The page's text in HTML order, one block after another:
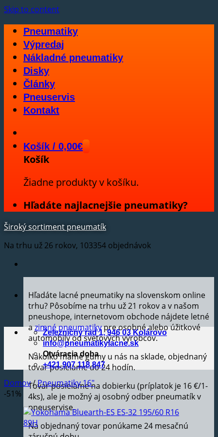
Skip to content
Pneumatiky
Výpredaj
Nákladné pneumatiky
Disky
Články
Pneuservis
Kontakt
Košík / 0,00€
Košík
Žiadne produkty v košíku.
Hľadáte najlacnejšie pneumatiky?
Široký sortiment pneumatík
Na trhu už 26 rokov, 103354 objednávok
Hľadáte lacné pneumatiky na slovenskom online
trhu? Pôsobíme na trhu už 21 rokov a v našom
pneushope, internetovom obchode nájdete letné
azimné pneumatikypre osobné alebo úžitkové
automobily od svetových výrobcov.
Nakoľko máme gumy u nás na sklade, objednaný
tovar posielame do 24 hodín.
Tovar posielame na dobierku (príplatok je 16 €/1-
4ks), ale je možný aj osobný odber pneumatík v
pneuservise.
Na objednaný tovar ponúkame 24 mesačnú
Železničný rad 1, 946 03 Kolárovo
info@pneumatikylacne.sk
Otváracia doba
+421 907 118 847
Domov/Pneumatiky 16"
-51%